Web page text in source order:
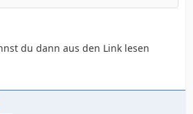
du dann aus den Link lesen